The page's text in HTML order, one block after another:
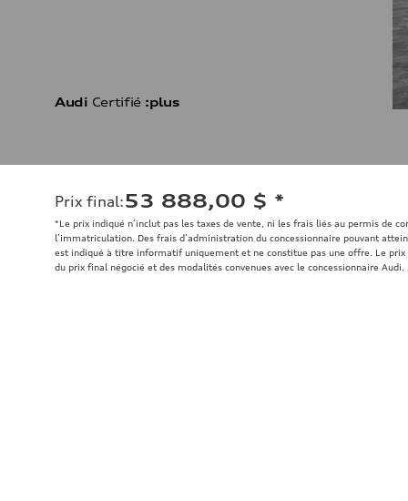
Audi Certifié :plus
Prix final:53 888,00 $ *
*Le prix indiqué n’inclut pas les taxes de vente, ni les frais liés au permis de
l’immatriculation. Des frais d’administration du concessionnaire pouvant
est indiqué à titre informatif uniquement et ne constitue pas une offre. Le
du prix final négocié et des modalités convenues avec le concessionnaire Audi.